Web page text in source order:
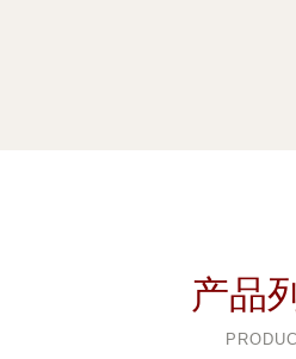
产品